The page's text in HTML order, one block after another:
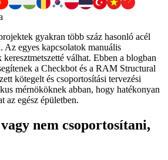
gyakran több száz hasonló acél
Az egyes kapcsolatok manuális
keresztmetszetté válhat. Ebben a blogban
a Checkbot és a RAM Structural
kötegelt és csoportosítási tervezési
mérnököknek abban, hogy hatékonyan
az egész épületben.
nem csoportosítani,